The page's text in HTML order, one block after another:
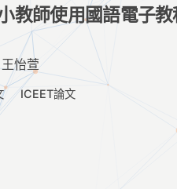
教師使用國語電子
怡萱
ICEET論文